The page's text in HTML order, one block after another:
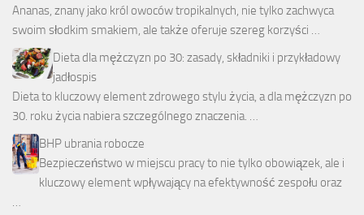
Ananas, znany jako król owoców tropikalnych, nie tylko zachwyca
swoim słodkim smakiem, ale także oferuje szereg korzyści …
Dieta dla mężczyzn po 30: zasady, składniki i przykładowy
jadłospis
Dieta to kluczowy element zdrowego stylu życia, a dla mężczyzn po
30. roku życia nabiera szczególnego znaczenia. …
BHP ubrania robocze
Bezpieczeństwo w miejscu pracy to nie tylko obowiązek, ale i
kluczowy element wpływający na efektywność zespołu oraz
…